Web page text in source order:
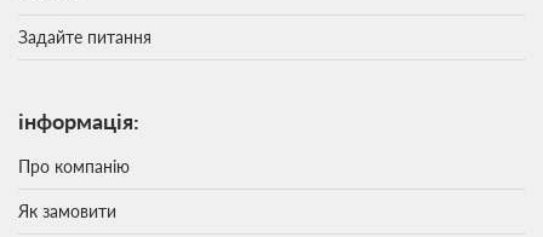
Задайте питання
інформація:
Про компанію
Як замовити